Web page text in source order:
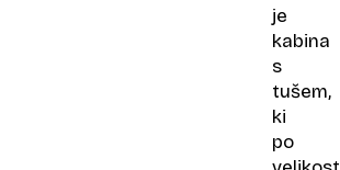
je
kabina
s
tušem,
ki
po